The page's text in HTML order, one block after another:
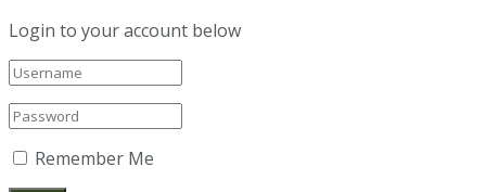
Login to your account below
Remember Me